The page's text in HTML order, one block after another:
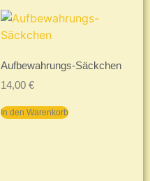
Aufbewahrungs-Säckchen
14,00 €
In den Warenkorb